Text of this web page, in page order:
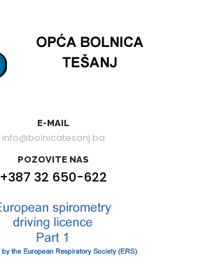
E-MAIL
info@bolnicatesanj.ba
POZOVITE NAS
+387 32 650-622